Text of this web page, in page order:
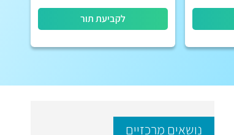
לקביעת תור
נושאים מרכזיים